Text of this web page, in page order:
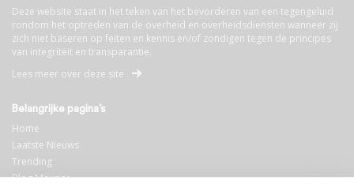
Deze website staat in het teken van het bevorderen van een tegengeluid
rondom het optreden van de overheid en overheidsdiensten wanneer zij
zich niet baseren op feiten en kennis en/of zondigen tegen de principes
van integriteit en transparantie.
Lees meer over deze site
Belangrijke pagina’s
Home
Laatste Nieuws
Trending
Blog Maurice